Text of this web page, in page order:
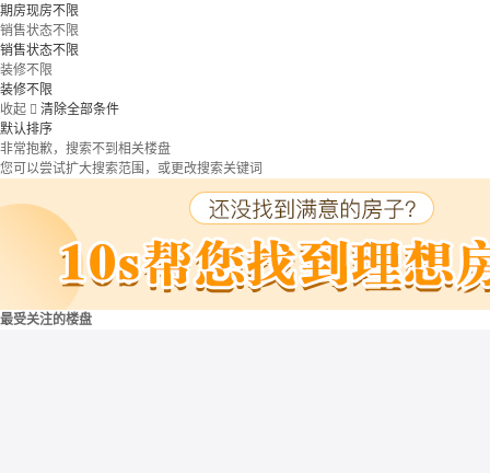
期房现房不限
销售状态不限
销售状态不限
装修不限
装修不限
收起  清除全部条件
默认排序
非常抱歉，搜索不到相关楼盘
您可以尝试扩大搜索范围，或更改搜索关键词
最受关注的楼盘